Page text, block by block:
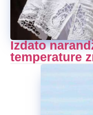
Izdato
temperature